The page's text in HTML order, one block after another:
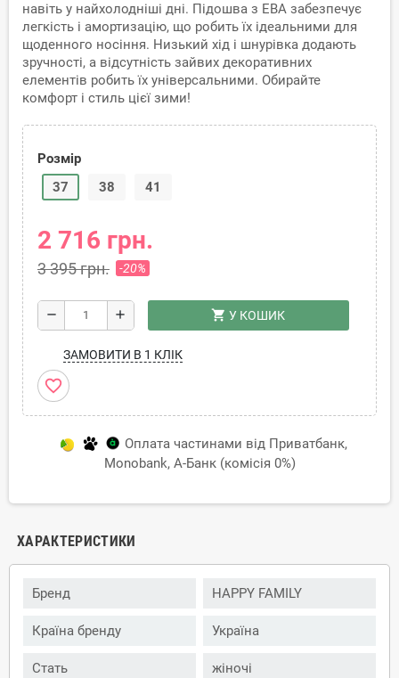
навіть у найхолодніші дні. Підошва з ЕВА забезпечує
легкість і амортизацію, що робить їх ідеальними для
щоденного носіння. Низький хід і шнурівка додають
зручності, а відсутність зайвих декоративних
елементів робить їх універсальними. Обирайте
комфорт і стиль цієї зими!
Розмір
37
38 41
2 716 грн.
3 395 грн. -20%
remove add shopping_cart У КОШИК
ЗАМОВИТИ В 1 КЛІК
favorite_border
Оплата частинами від Приватбанк,
Monobank, А-Банк (комісія 0%)
ХАРАКТЕРИСТИКИ
Бренд HAPPY FAMILY
Країна бренду Україна
Стать жіночі